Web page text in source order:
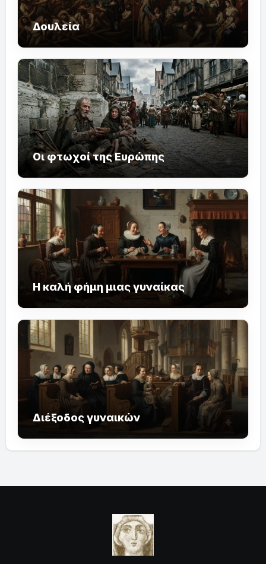
Δουλεία
Οι φτωχοί της Ευρώπης
Η καλή φήμη μιας γυναίκας
Διέξοδος γυναικών